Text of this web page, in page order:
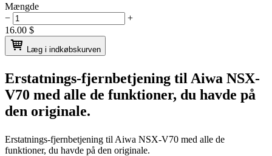
Mængde
−
+
16.00 $
Læg i indkøbskurven
Erstatnings-fjernbetjening til Aiwa NSX-
V70 med alle de funktioner, du havde på
den originale.
Erstatnings-fjernbetjening til Aiwa NSX-V70 med alle de
funktioner, du havde på den originale.